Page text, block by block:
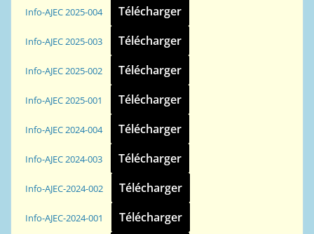
Info-AJEC 2025-004 Télécharger
Info-AJEC 2025-003 Télécharger
Info-AJEC 2025-002 Télécharger
Info-AJEC 2025-001 Télécharger
Info-AJEC 2024-004 Télécharger
Info-AJEC 2024-003 Télécharger
Info-AJEC-2024-002 Télécharger
Info-AJEC-2024-001 Télécharger